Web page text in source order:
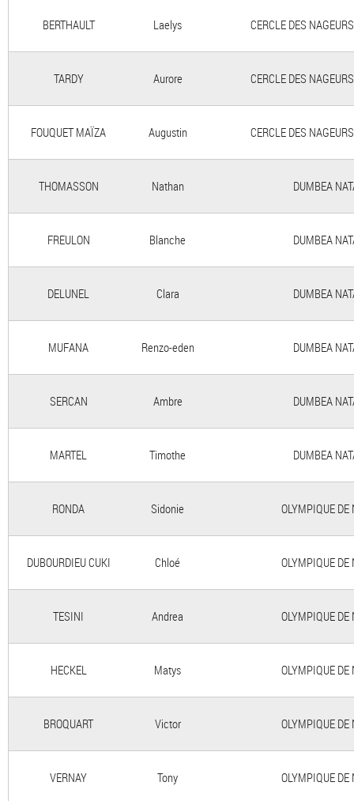
BERTHAULT Laelys CERCLE DES
TARDY Aurore CERCLE DES
FOUQUET MAÏZA Augustin CERCLE DES
THOMASSON Nathan DUMBEA
FREULON Blanche DUMBEA
DELUNEL Clara DUMBEA
MUFANA Renzo-eden DUMBEA
SERCAN Ambre DUMBEA
MARTEL Timothe DUMBEA
RONDA Sidonie OLYMPIQUE
DUBOURDIEU CUKI Chloé OLYMPIQUE
TESINI Andrea OLYMPIQUE
HECKEL Matys OLYMPIQUE
BROQUART Victor OLYMPIQUE
VERNAY Tony OLYMPIQUE